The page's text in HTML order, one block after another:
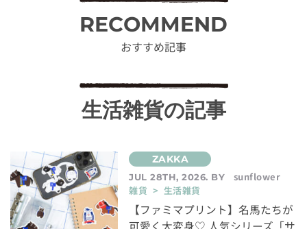
RECOMMEND
おすすめ記事
生活雑貨の記事
JUL 28TH, 2026. BY
sunflower
雑貨 > 生活雑貨
【ファミマプリント】名馬たちが
可愛く大変身♡ 人気シリーズ「サ